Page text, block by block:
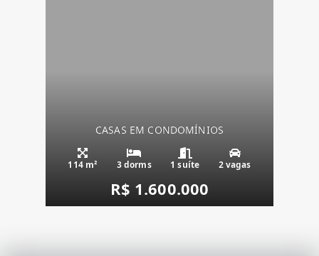
CASAS EM CONDOMÍNIOS
114 m² 3 dorms 1 suíte 2 vagas
R$ 1.600.000